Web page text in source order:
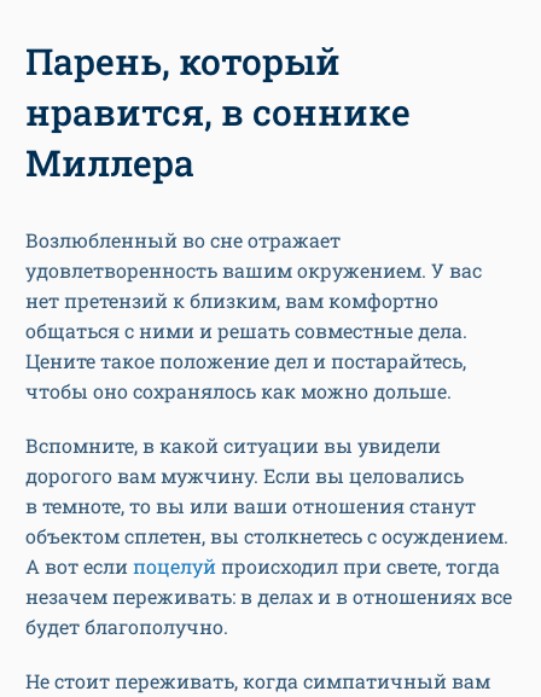
Парень, который
нравится, в соннике
Миллера
Возлюбленный во сне отражает
удовлетворенность вашим окружением. У вас
нет претензий к близким, вам комфортно
общаться с ними и решать совместные дела.
Цените такое положение дел и постарайтесь,
чтобы оно сохранялось как можно дольше.
Вспомните, в какой ситуации вы увидели
дорогого вам мужчину. Если вы целовались
в темноте, то вы или ваши отношения станут
объектом сплетен, вы столкнетесь с осуждением.
А вот еслипоцелуйпроисходил при свете, тогда
незачем переживать: в делах и в отношениях все
будет благополучно.
Не стоит переживать, когда симпатичный вам